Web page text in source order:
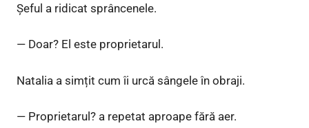
Șeful a ridicat sprâncenele.
— Doar? El este proprietarul.
Natalia a simțit cum îi urcă sângele în obraji.
— Proprietarul? a repetat aproape fără aer.